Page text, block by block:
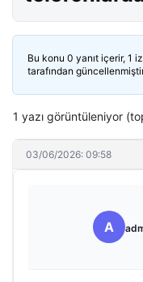
Bu konu 0 yanıt içerir, 1
tarafından
1 yazı görüntüleniyor
03/06/2026: 09:58
A